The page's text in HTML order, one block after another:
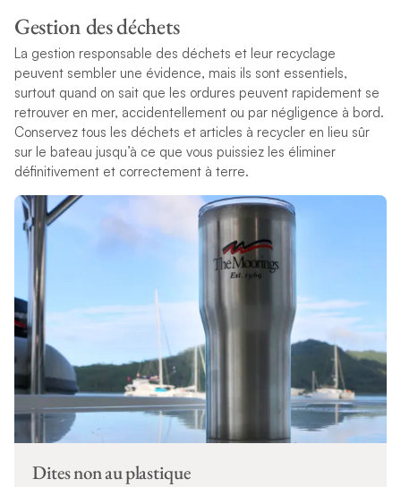
Gestion des déchets
La gestion responsable des déchets et leur recyclage
peuvent sembler une évidence, mais ils sont essentiels,
surtout quand on sait que les ordures peuvent rapidement se
retrouver en mer, accidentellement ou par négligence à bord.
Conservez tous les déchets et articles à recycler en lieu sûr
sur le bateau jusqu’à ce que vous puissiez les éliminer
définitivement et correctement à terre.
Dites non au plastique